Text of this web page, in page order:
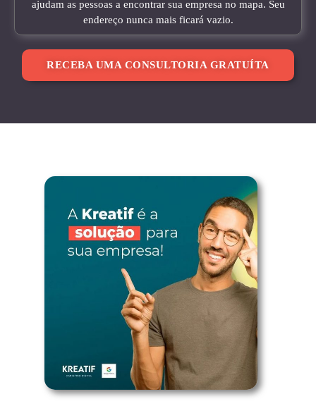
ajudam as pessoas a encontrar sua empresa no mapa. Seu
endereço nunca mais ficará vazio.
RECEBA UMA CONSULTORIA GRATUÍTA